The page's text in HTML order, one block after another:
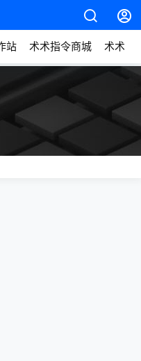
站 术术指令商城 术术动